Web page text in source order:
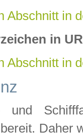
Abschnitt in
in
Abschnitt in
und
Daher